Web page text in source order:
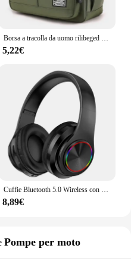
Borsa a tracolla da uomo rilibeged borse a tracolla singole borsa portaoggetti di grande capacità borse a tracolla da lavoro Multi-tasche di moda
5,22€
Cuffie Bluetooth 5.0 Wireless con microfono cuffie On-Ear cuffie audio Stereo cuffie pieghevoli da gioco sportivo
8,89€
Pompe per moto